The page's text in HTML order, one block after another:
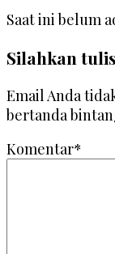
Saat ini belum
Silahkan
Email Anda
bertanda
Komentar*